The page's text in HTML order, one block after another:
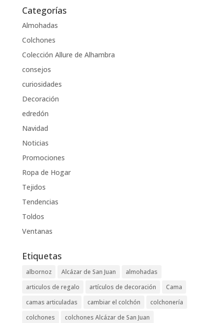
Categorías
Almohadas
Colchones
Colección Allure de Alhambra
consejos
curiosidades
Decoración
edredón
Navidad
Noticias
Promociones
Ropa de Hogar
Tejidos
Tendencias
Toldos
Ventanas
Etiquetas
albornoz Alcázar de San Juan
almohadas
articulos de regalo
artículos de decoración
Cama
camas articuladas
cambiar el colchón
colchonería
colchones
colchones Alcázar de San Juan